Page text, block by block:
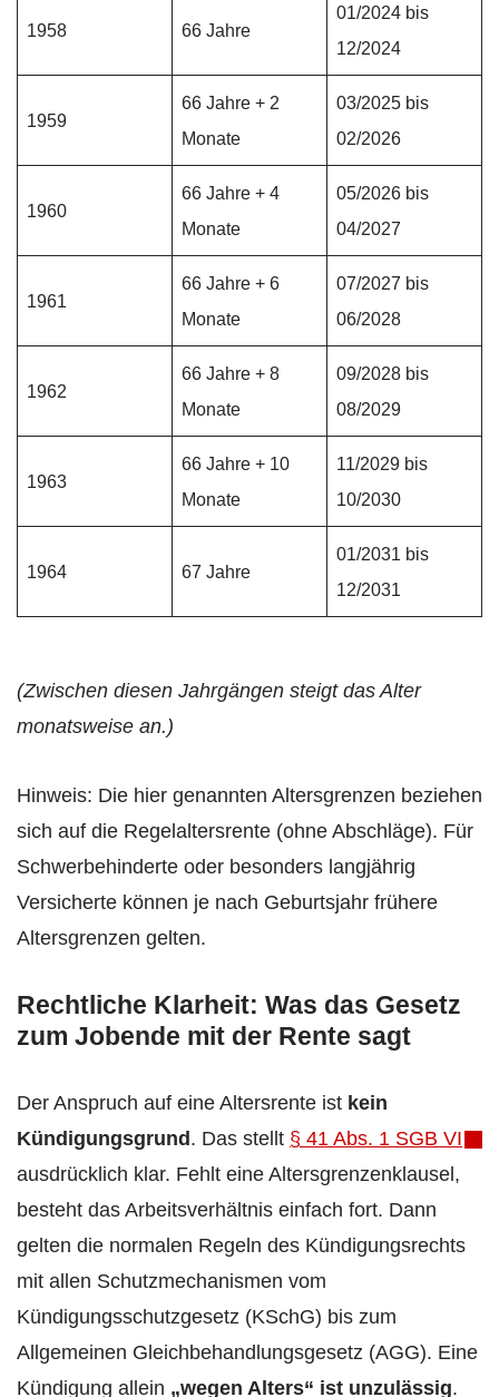
1958 66 Jahre
01/2024 bis
12/2024
1959
66 Jahre + 2
Monate
03/2025 bis
02/2026
1960
66 Jahre + 4
Monate
05/2026 bis
04/2027
1961
66 Jahre + 6
Monate
07/2027 bis
06/2028
1962
66 Jahre + 8
Monate
09/2028 bis
08/2029
1963
66 Jahre + 10
Monate
11/2029 bis
10/2030
1964 67 Jahre
01/2031 bis
12/2031
(Zwischen diesen Jahrgängen steigt das Alter
monatsweise an.)
Hinweis: Die hier genannten Altersgrenzen beziehen
sich auf die Regelaltersrente (ohne Abschläge). Für
Schwerbehinderte oder besonders langjährig
Versicherte können je nach Geburtsjahr frühere
Altersgrenzen gelten.
Rechtliche Klarheit: Was das Gesetz
zum Jobende mit der Rente sagt
Der Anspruch auf eine Altersrente ist kein
Kündigungsgrund. Das stellt § 41 Abs. 1 SGB VI
ausdrücklich klar. Fehlt eine Altersgrenzenklausel,
besteht das Arbeitsverhältnis einfach fort. Dann
gelten die normalen Regeln des Kündigungsrechts
mit allen Schutzmechanismen vom
Kündigungsschutzgesetz (KSchG) bis zum
Allgemeinen Gleichbehandlungsgesetz (AGG). Eine
Kündigung allein „wegen Alters“ ist unzulässig.